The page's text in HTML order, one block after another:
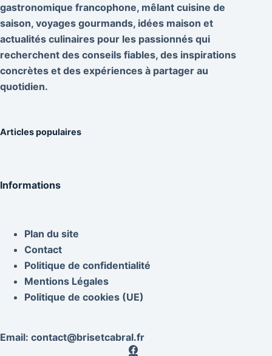
gastronomique francophone, mêlant cuisine de
saison, voyages gourmands, idées maison et
actualités culinaires pour les passionnés qui
recherchent des conseils fiables, des inspirations
concrètes et des expériences à partager au
quotidien.
Articles populaires
Informations
Plan du site
Contact
Politique de confidentialité
Mentions Légales
Politique de cookies (UE)
Email: contact@brisetcabral.fr